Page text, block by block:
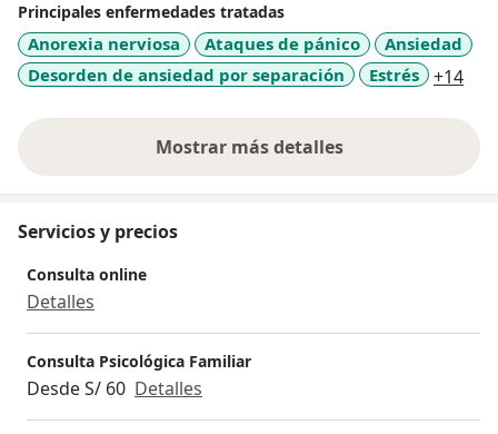
detección de casos de víctimas de violencia en el
Centro de Prevención del Abuso Sexual Infantil y en
Instituciones Educativas desempeñando el rol de
violencia de género, trauma y sintomatología diversa
Principales enfermedades tratadas
Anorexia nerviosa Ataques de pánico
Ansiedad
Desorden de ansiedad por separación
Estrés +14
Mostrar más detalles
sobre la experiencia
Servicios y precios
Consulta online
Detalles
Consulta Psicológica Familiar
Desde S/ 60 Detalles